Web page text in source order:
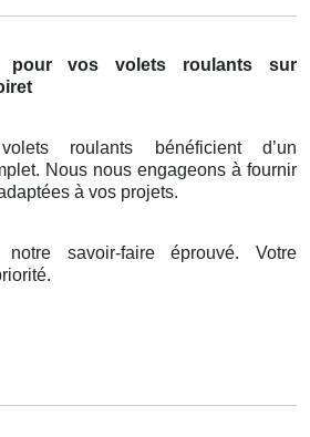
pour vos volets roulants sur
roulants bénéficient d’un
Nous nous engageons à fournir
à vos projets.
savoir-faire éprouvé. Votre